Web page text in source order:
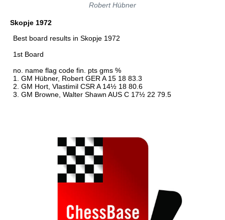
Robert Hübner
Skopje 1972
Best board results in Skopje 1972
1st Board
no. name flag code fin. pts gms %
1. GM Hübner, Robert GER A 15 18 83.3
2. GM Hort, Vlastimil CSR A 14½ 18 80.6
3. GM Browne, Walter Shawn AUS C 17½ 22 79.5